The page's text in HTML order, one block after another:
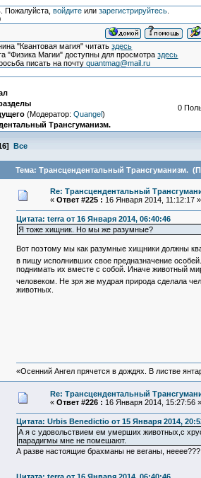
. Пожалуйста, войдитеили зарегистрируйтесь.
"Квантовая магия" читатьздесь
"Физика Магии" доступны для просмотраздесь
писать на почтуquantmag@mail.ru
(Модератор: Quangel)
Трансгуманизм.
0
] Все
Тема: Трансцендентальный Трансгуманизм.
Re: Трансцендентальный
« Ответ #225 : 16 Января 2014, 11:12:17 »
Цитата: terra от 16 Января 2014, 06:40:46
Я тоже хищник. Но мы же разумные?
Вот поэтому мы как разумные хищники должны
в пищу исполнивших свое предназначение
поднимать их вместе с собой. Иначе животный
человеком. Не зря же мудрая природа сделала
животных.
«Осенний Ангел прячется в дождях. В листве
Re: Трансцендентальный
« Ответ #226 : 16 Января 2014, 15:27:56 »
Цитата: Urbis Benedictio от 15 Января 2014,
А я с удовольствием ем умерших животных,с
парадигмы мне не помешают.
А разве настоящие брахманы не веганы, нееее???